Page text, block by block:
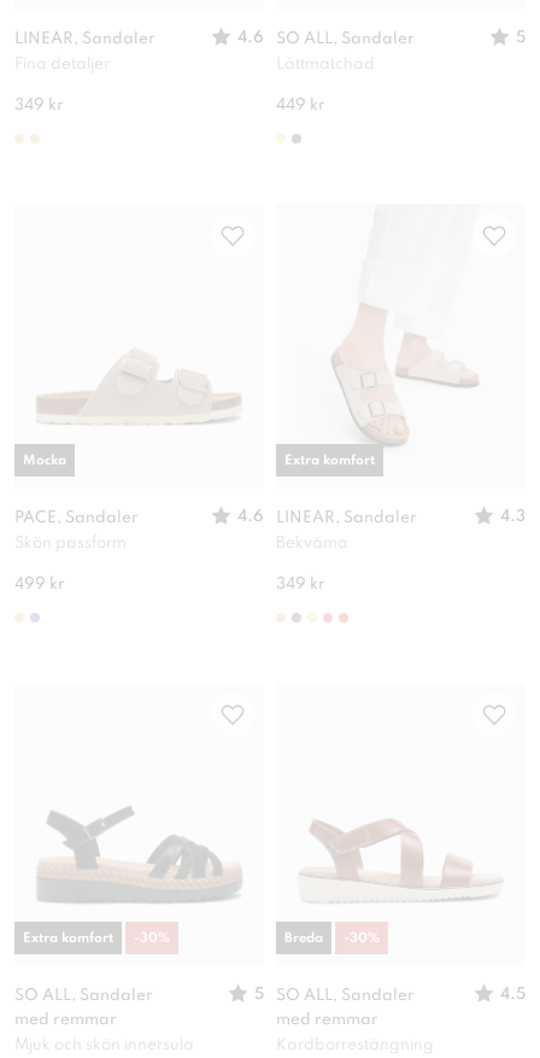
LINEAR, Sandaler
4.6
Fina detaljer
349 kr
SO ALL, Sandaler
5
Lättmatchad
449 kr
PACE, Sandaler
4.6
Skön passform
499 kr
Mocka
LINEAR, Sandaler
4.3
Bekväma
349 kr
Extra komfort
SO ALL, Sandaler
med remmar
5
Mjuk och skön innersula
Extra komfort -30%
SO ALL, Sandaler
med remmar
4.5
Kardborrestängning
Breda -30%